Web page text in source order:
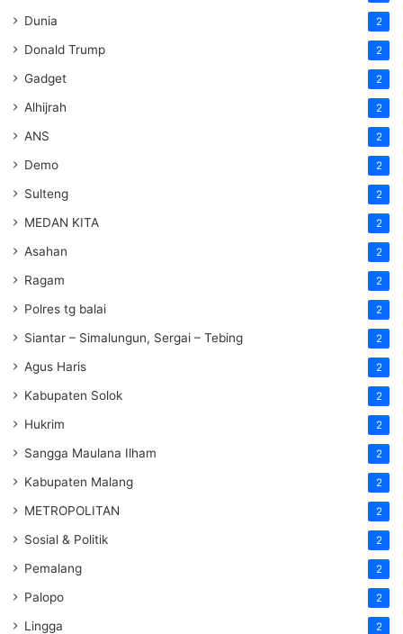
Dunia 2
Donald Trump 2
Gadget 2
Alhijrah 2
ANS 2
Demo 2
Sulteng 2
MEDAN KITA 2
Asahan 2
Ragam 2
Polres tg balai 2
Siantar – Simalungun, Sergai – Tebing 2
Agus Haris 2
Kabupaten Solok 2
Hukrim 2
Sangga Maulana Ilham 2
Kabupaten Malang 2
METROPOLITAN 2
Sosial & Politik 2
Pemalang 2
Palopo 2
Lingga 2